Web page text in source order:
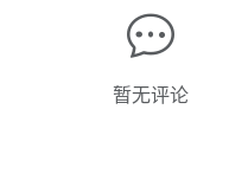
暂无评论